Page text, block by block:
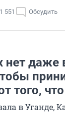
1 551 Обсудить
нет даже
того,
в Уганде,